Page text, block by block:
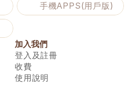
手機APPS(用戶版)
加入我們
登入及註冊
收費
使用說明